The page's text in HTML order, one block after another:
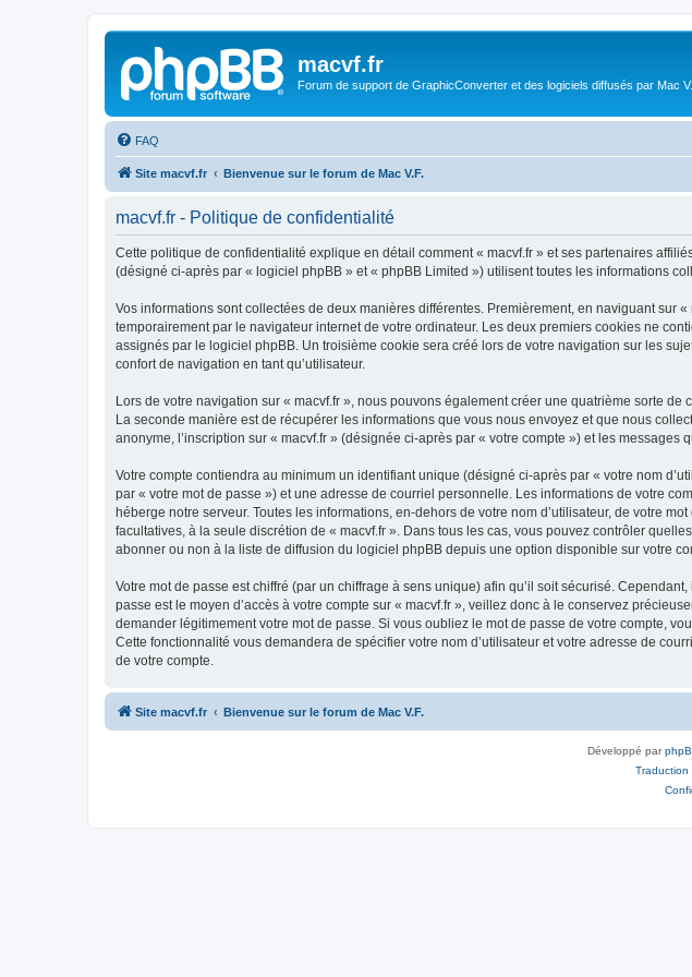
macvf.fr
Forum de support de GraphicConverter et des logiciels diffusés par Mac
FAQ
Site macvf.fr Bienvenue sur le forum de Mac V.F.
macvf.fr - Politique de confidentialité
Cette politique de confidentialité explique en détail comment « macvf.fr » et ses partenaires
(désigné ci-après par « logiciel phpBB » et « phpBB Limited ») utilisent toutes les informations
Vos informations sont collectées de deux manières différentes. Premièrement, en naviguant
temporairement par le navigateur internet de votre ordinateur. Les deux premiers cookies ne
assignés par le logiciel phpBB. Un troisième cookie sera créé lors de votre navigation sur les
confort de navigation en tant qu’utilisateur.
Lors de votre navigation sur « macvf.fr », nous pouvons également créer une quatrième sorte
La seconde manière est de récupérer les informations que vous nous envoyez et que nous
anonyme, l’inscription sur « macvf.fr » (désignée ci-après par « votre compte ») et les
Votre compte contiendra au minimum un identifiant unique (désigné ci-après par « votre nom
par « votre mot de passe ») et une adresse de courriel personnelle. Les informations de votre
héberge notre serveur. Toutes les informations, en-dehors de votre nom d’utilisateur, de votre
facultatives, à la seule discrétion de « macvf.fr ». Dans tous les cas, vous pouvez contrôler
abonner ou non à la liste de diffusion du logiciel phpBB depuis une option disponible sur votre
Votre mot de passe est chiffré (par un chiffrage à sens unique) afin qu’il soit sécurisé.
passe est le moyen d’accès à votre compte sur « macvf.fr », veillez donc à le conservez
demander légitimement votre mot de passe. Si vous oubliez le mot de passe de votre compte,
Cette fonctionnalité vous demandera de spécifier votre nom d’utilisateur et votre adresse de
de votre compte.
Site macvf.fr Bienvenue sur le forum de Mac V.F.
Développé par
Traduction